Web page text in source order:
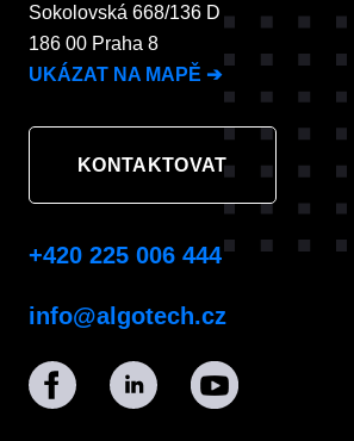
Sokolovská 668/136 D
186 00 Praha 8
UKÁZAT NA MAPĚ ➔
KONTAKTOVAT
+420 225 006 444
info@algotech.cz